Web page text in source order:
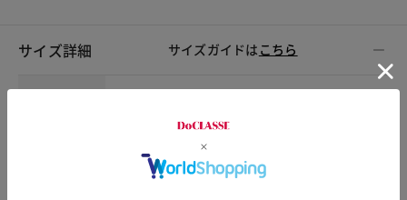
サイズ詳細 サイズガイドは こちら
91